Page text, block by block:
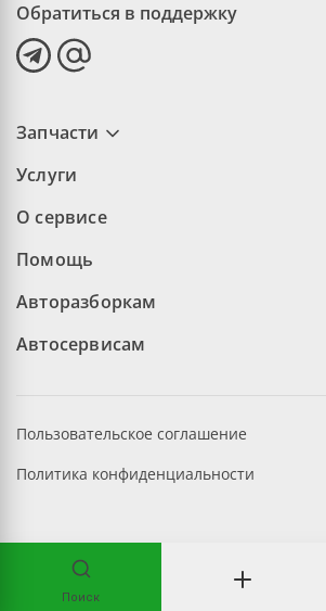
Поиск
Обратиться в поддержку
Запчасти
Услуги
О сервисе
Помощь
Авторазборкам
Автосервисам
©2026 aopt.ru — Все права защищены
Пользовательское соглашение
Политика конфиденциальности